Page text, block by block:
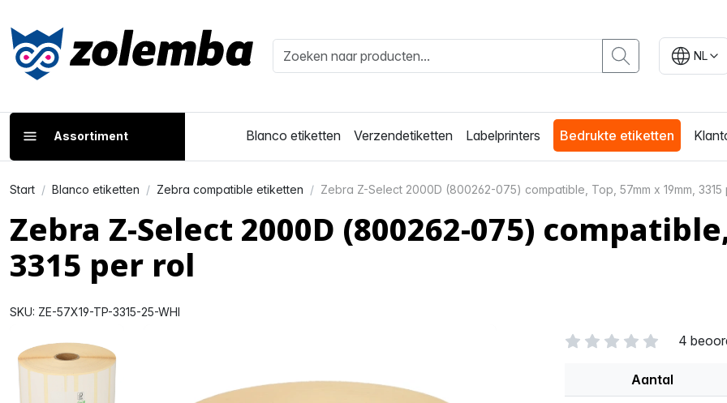
NL
Assortiment Blanco etiketten Verzendetiketten Labelprinters Bedrukte etiketten
Start Blanco etiketten Zebra compatible etiketten Zebra Z-Select 2000D (800262-075) compatible, Top, 57mm x 19mm, 3315
Zebra Z-Select 2000D (800262-075)
3315 per rol
SKU: ZE-57X19-TP-3315-25-WHI
4
Aantal